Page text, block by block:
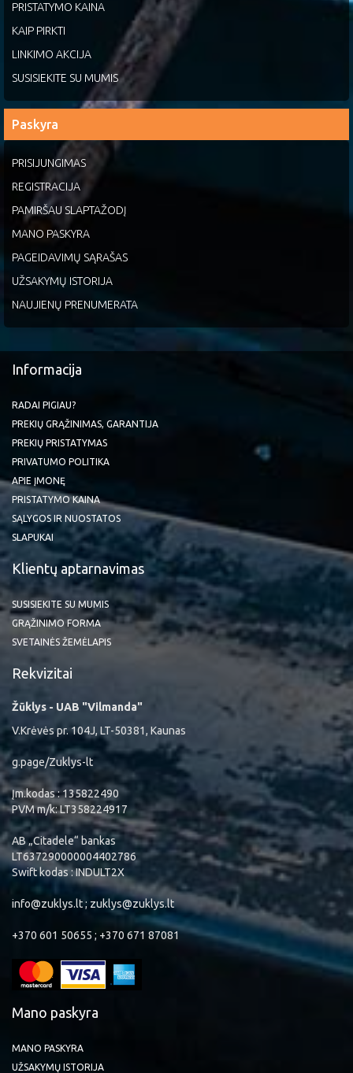
PRISTATYMO KAINA
KAIP PIRKTI
LINKIMO AKCIJA
SUSISIEKITE SU MUMIS
Paskyra
PRISIJUNGIMAS
REGISTRACIJA
PAMIRŠAU SLAPTAŽODĮ
MANO PASKYRA
PAGEIDAVIMŲ SĄRAŠAS
UŽSAKYMŲ ISTORIJA
NAUJIENŲ PRENUMERATA
Informacija
RADAI PIGIAU?
PREKIŲ GRĄŽINIMAS, GARANTIJA
PREKIŲ PRISTATYMAS
PRIVATUMO POLITIKA
APIE ĮMONĘ
PRISTATYMO KAINA
SĄLYGOS IR NUOSTATOS
SLAPUKAI
Klientų aptarnavimas
SUSISIEKITE SU MUMIS
GRĄŽINIMO FORMA
SVETAINĖS ŽEMĖLAPIS
Rekvizitai
Žūklys - UAB "Vilmanda"
V.Krėvės pr. 104J, LT-50381, Kaunas
g.page/Zuklys-lt
Įm.kodas : 135822490
PVM m/k: LT358224917
AB „Citadele“ bankas
LT637290000004402786
Swift kodas : INDULT2X
info@zuklys.lt ; zuklys@zuklys.lt
+370 601 50655 ; +370 671 87081
Mano paskyra
MANO PASKYRA
UŽSAKYMŲ ISTORIJA